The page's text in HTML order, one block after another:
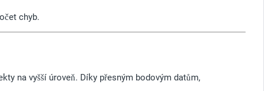
chyb.
na vyšší úroveň. Díky přesným bodovým datům,